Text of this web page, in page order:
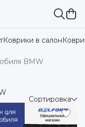
Коврики в салон
BMW
Сортировка